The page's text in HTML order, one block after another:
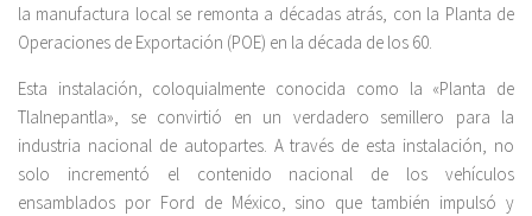
la manufactura local se remonta a décadas atrás, con la Planta de
Operaciones de Exportación (POE) en la década de los 60.
Esta instalación, coloquialmente conocida como la «Planta de
Tlalnepantla», se convirtió en un verdadero semillero para la
industria nacional de autopartes. A través de esta instalación, no
solo incrementó el contenido nacional de los vehículos
ensamblados por Ford de México, sino que también impulsó y